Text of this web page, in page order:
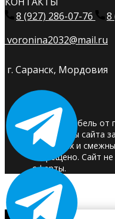
8 (927) 286-07-76
8
voronina2032@mail.ru
г. Саранск, Мордовия
© 2025. Мебель от
Материалы сайта
авторских и
запрещено. Сайт
оферты.